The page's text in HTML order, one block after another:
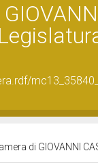
di GIOVANNI